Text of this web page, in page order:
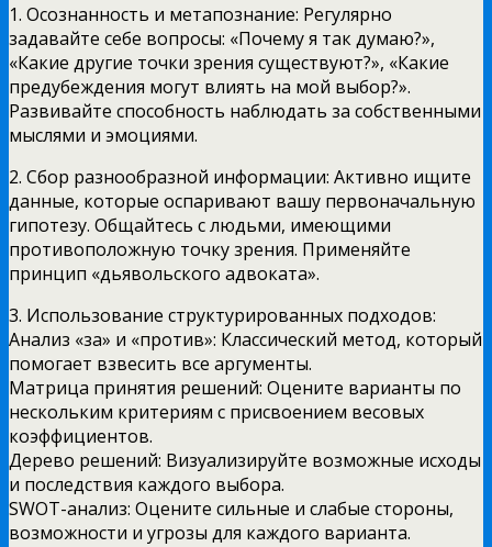
1. Осознанность и метапознание: Регулярно
задавайте себе вопросы: «Почему я так думаю?»,
«Какие другие точки зрения существуют?», «Какие
предубеждения могут влиять на мой выбор?».
Развивайте способность наблюдать за собственными
мыслями и эмоциями.
2. Сбор разнообразной информации: Активно ищите
данные, которые оспаривают вашу первоначальную
гипотезу. Общайтесь с людьми, имеющими
противоположную точку зрения. Применяйте
принцип «дьявольского адвоката».
3. Использование структурированных подходов:
Анализ «за» и «против»: Классический метод, который
помогает взвесить все аргументы.
Матрица принятия решений: Оцените варианты по
нескольким критериям с присвоением весовых
коэффициентов.
Дерево решений: Визуализируйте возможные исходы
и последствия каждого выбора.
SWOT-анализ: Оцените сильные и слабые стороны,
возможности и угрозы для каждого варианта.